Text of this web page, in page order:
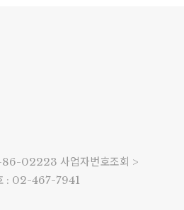
86-02223 사업자번호조회 >
: 02-467-7941